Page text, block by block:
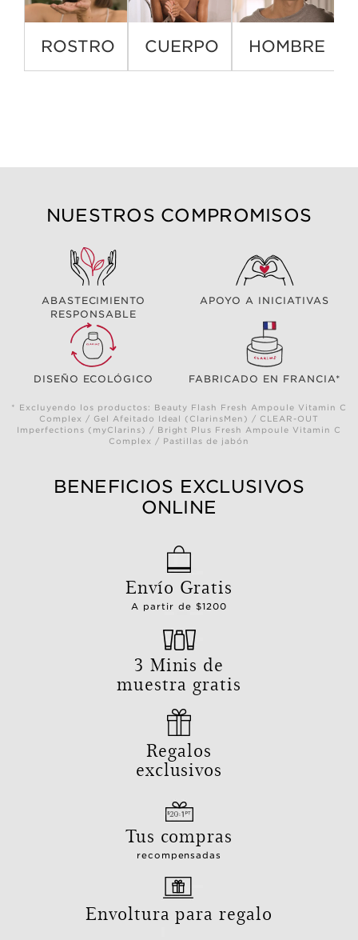
ROSTRO CUERPO HOMBRE
NUESTROS COMPROMISOS
ABASTECIMIENTO
RESPONSABLE
APOYO A INICIATIVAS
DISEÑO ECOLÓGICO FABRICADO EN FRANCIA*
* Excluyendo los productos: Beauty Flash Fresh Ampoule Vitamin C
Complex / Gel Afeitado Ideal (ClarinsMen) / CLEAR-OUT
Imperfections (myClarins) / Bright Plus Fresh Ampoule Vitamin C
Complex / Pastillas de jabón
BENEFICIOS EXCLUSIVOS
ONLINE
Envío Gratis
A partir de $1200
3 Minis de
muestra gratis
Regalos
exclusivos
Tus compras
recompensadas
Envoltura para regalo